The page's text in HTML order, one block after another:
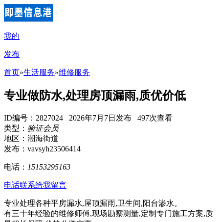
我的
发布
首页»生活服务»维修服务
专业做防水,处理房顶漏雨,质优价低
ID编号：2827024 2026年7月7日发布 497次查看
类型： 验证会员
地区：潮海街道
发布：vavsyh23506414
电话： 15153295163
电话联系给我留言
专业处理各种平房漏水,屋顶漏雨,卫生间,阳台渗水。
有三十年经验的维修师傅,现场勘察测量,定制专门施工方案,质